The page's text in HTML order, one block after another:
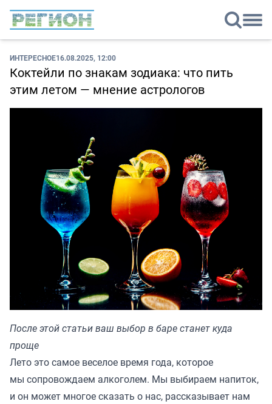
ИНТЕРЕСНОЕ16.08.2025, 12:00
Коктейли по знакам зодиака: что пить
этим летом — мнение астрологов
После этой статьи ваш выбор в баре станет куда
проще
Лето это самое веселое время года, которое
мы сопровождаем алкоголем. Мы выбираем напиток,
и он может многое сказать о нас, рассказывает нам